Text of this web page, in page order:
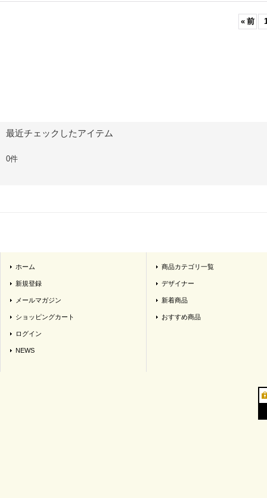
« 前
最近チェックしたアイテム
0件
ホーム
新規登録
メールマガジン
ショッピングカート
ログイン
NEWS
商品カテゴリ一覧
デザイナー
新着商品
おすすめ商品